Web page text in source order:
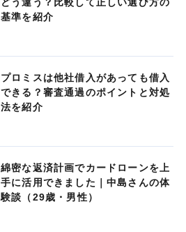
基準を紹介
プロミスは他社借入があっても借入
できる？審査通過のポイントと対処
法を紹介
綿密な返済計画でカードローンを上
手に活用できました｜中島さんの体
験談（29歳・男性）